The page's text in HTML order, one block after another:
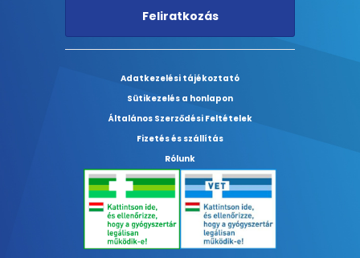
Feliratkozás
Adatkezelési tájékoztató
Sütikezelés a honlapon
Általános Szerződési Feltételek
Fizetés és szállítás
Rólunk